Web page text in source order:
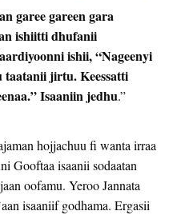
garee gareen gara
ishiitti dhufanii
ishii, “Nageenyi
jirtu. Keessatti
Isaaniin jedhu.”
hojjachuu fi wanta irraa
Gooftaa isaanii sodaatan
oofamu. Yeroo Jannata
isaaniif godhama. Ergasii